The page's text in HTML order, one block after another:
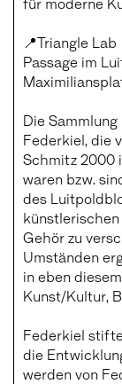
📍Triangle Lab
Passage im
Die
Federkiel, die
Schmitz 2000
waren bzw.
des
Gehör zu
Umständen
in eben
Kunst/Kultur,
Federkiel
die
werden von